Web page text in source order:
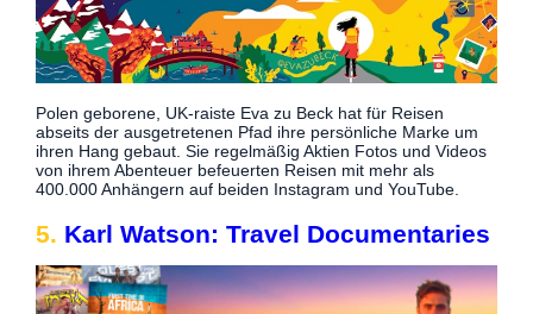
Polen geborene, UK-raiste Eva zu Beck hat für Reisen
abseits der ausgetretenen Pfad ihre persönliche Marke um
ihren Hang gebaut. Sie regelmäßig Aktien Fotos und Videos
von ihrem Abenteuer befeuerten Reisen mit mehr als
400.000 Anhängern auf beiden Instagram und YouTube.
5. Karl Watson: Travel Documentaries